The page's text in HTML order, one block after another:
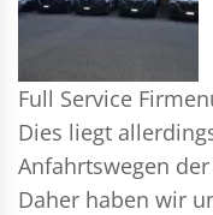
Full Service
Dies liegt
Anfahrtswegen
Daher haben wir